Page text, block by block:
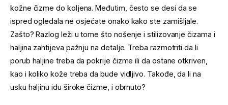
kožne čizme do koljena. Međutim, često se desi da se
ispred ogledala ne osjećate onako kako ste zamišljale.
Zašto? Razlog leži u tome što nošenje i stilizovanje čizama i
haljina zahtijeva pažnju na detalje. Treba razmotriti da li
porub haljine treba da pokrije čizme ili da ostane otkriven,
kao i koliko kože treba da bude vidljivo. Takođe, da li na
usku haljinu idu široke čizme, i obrnuto?